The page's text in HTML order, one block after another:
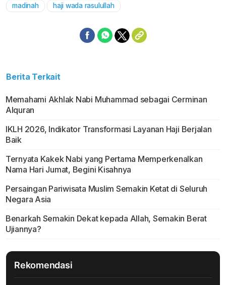
madinah haji wada rasulullah
Berita Terkait
Memahami Akhlak Nabi Muhammad sebagai Cerminan
Alquran
IKLH 2026, Indikator Transformasi Layanan Haji Berjalan
Baik
Ternyata Kakek Nabi yang Pertama Memperkenalkan
Nama Hari Jumat, Begini Kisahnya
Persaingan Pariwisata Muslim Semakin Ketat di Seluruh
Negara Asia
Benarkah Semakin Dekat kepada Allah, Semakin Berat
Ujiannya?
Rekomendasi